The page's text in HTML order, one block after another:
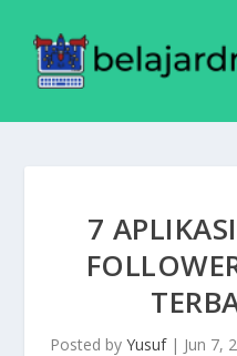
7
Posted by Yusuf| Jun 7,